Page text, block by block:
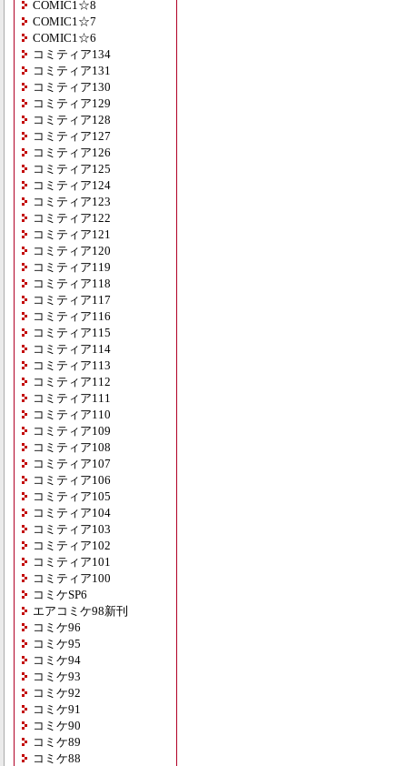
COMIC1☆8
COMIC1☆7
COMIC1☆6
コミティア134
コミティア131
コミティア130
コミティア129
コミティア128
コミティア127
コミティア126
コミティア125
コミティア124
コミティア123
コミティア122
コミティア121
コミティア120
コミティア119
コミティア118
コミティア117
コミティア116
コミティア115
コミティア114
コミティア113
コミティア112
コミティア111
コミティア110
コミティア109
コミティア108
コミティア107
コミティア106
コミティア105
コミティア104
コミティア103
コミティア102
コミティア101
コミティア100
コミケSP6
エアコミケ98新刊
コミケ96
コミケ95
コミケ94
コミケ93
コミケ92
コミケ91
コミケ90
コミケ89
コミケ88